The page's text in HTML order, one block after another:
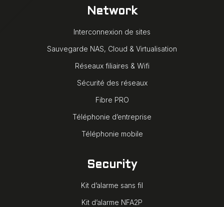
Network
Interconnexion de sites
Sauvegarde NAS, Cloud & Virtualisation
Réseaux filiaires & Wifi
Sécurité des réseaux
Fibre PRO
Téléphonie d’entreprise
Téléphonie mobile
Security
Kit d’alarme sans fil
Kit d’alarme NFA2P